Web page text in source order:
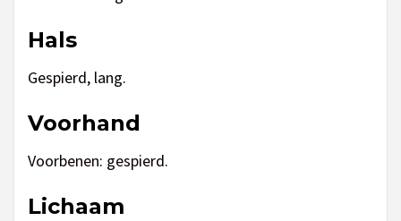
Hals
Gespierd, lang.
Voorhand
Voorbenen: gespierd.
Lichaam